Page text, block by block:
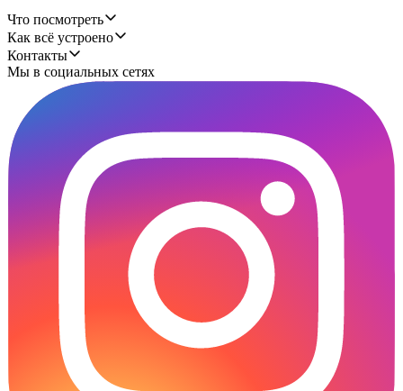
Что посмотреть
Как всё устроено
Контакты
Мы в социальных сетях